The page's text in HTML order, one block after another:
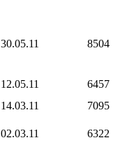
30.05.11 8504
12.05.11
6457
14.03.11
7095
02.03.11 6322